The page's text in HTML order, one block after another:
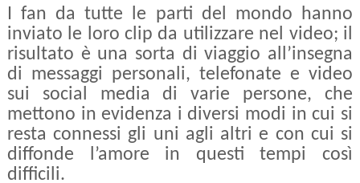
I fan da tutte le parti del mondo hanno
inviato le loro clip da utilizzare nel video; il
risultato è una sorta di viaggio all’insegna
di messaggi personali, telefonate e video
sui social media di varie persone, che
mettono in evidenza i diversi modi in cui si
resta connessi gli uni agli altri e con cui si
diffonde l’amore in questi tempi così
difficili.